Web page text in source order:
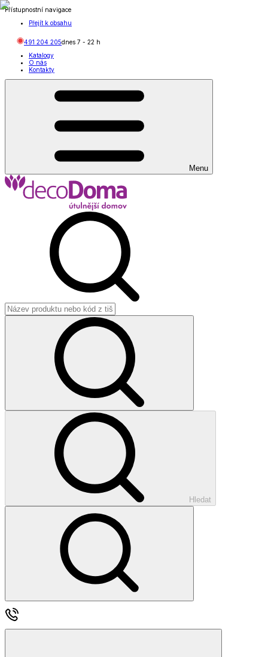
Přístupnostní navigace
Přejít k obsahu
491 204 205dnes 7 - 22 h
Katalogy
O nás
Kontakty
Menu
Hledat